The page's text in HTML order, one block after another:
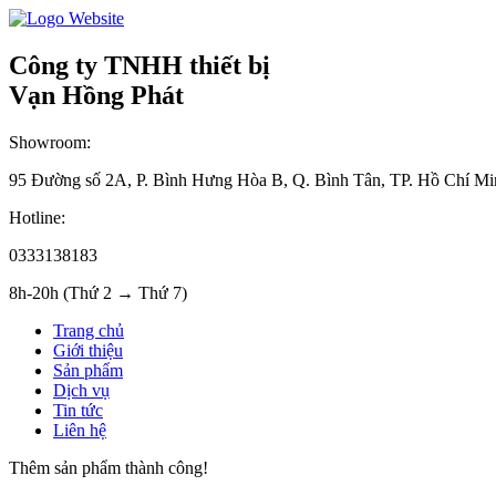
Công ty TNHH thiết bị
Vạn Hồng Phát
Showroom:
95 Đường số 2A, P. Bình Hưng Hòa B, Q. Bình Tân, TP. Hồ Chí
Hotline:
0333138183
8h-20h (Thứ 2 → Thứ 7)
Trang chủ
Giới thiệu
Sản phẩm
Dịch vụ
Tin tức
Liên hệ
Thêm sản phẩm thành công!